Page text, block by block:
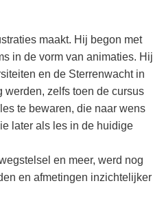
maakt. Hij begon met
in de vorm van animaties. Hij
en de Sterrenwacht in
werden, zelfs toen de cursus
te bewaren, die naar wens
later als les in de huidige
en meer, werd nog
en afmetingen inzichtelijker